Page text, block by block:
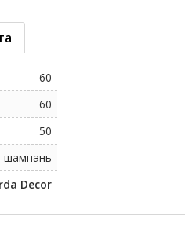
60
60
50
шампань
Decor